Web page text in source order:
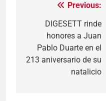
Navegación
entradas
Previous:
DIGESETT rinde
honores a Juan
Pablo Duarte en el
213 aniversario de su
natalicio